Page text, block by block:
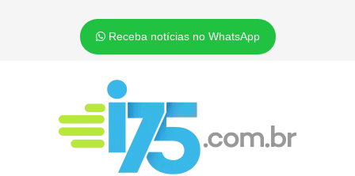
Receba notícias no WhatsApp